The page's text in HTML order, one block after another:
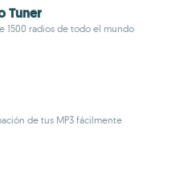
Tuner
1500 radios de todo el mundo
de tus MP3 fácilmente